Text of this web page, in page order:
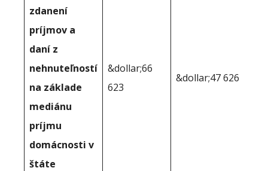
zdanení
príjmov a
daní z
nehnuteľností
na základe
mediánu
príjmu
domácnosti v
štáte
&dollar;66
623
&dollar;47 626